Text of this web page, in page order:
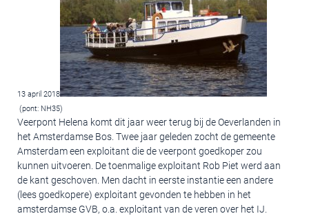
13 april 2018
(pont: NH35)
Veerpont Helena komt dit jaar weer terug bij de Oeverlanden in
het Amsterdamse Bos. Twee jaar geleden zocht de gemeente
Amsterdam een exploitant die de veerpont goedkoper zou
kunnen uitvoeren. De toenmalige exploitant Rob Piet werd aan
de kant geschoven. Men dacht in eerste instantie een andere
(lees goedkopere) exploitant gevonden te hebben in het
amsterdamse GVB, o.a. exploitant van de veren over het IJ.